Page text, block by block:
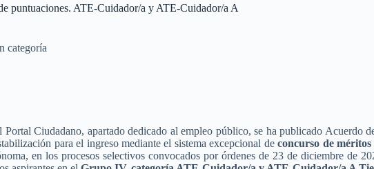
puntuaciones. ATE-Cuidador/a y ATE-Cuidador/a A
categoría
Portal Ciudadano, apartado dedicado al empleo público, se ha publicado Acuerdo
para el ingreso mediante el sistema excepcional deconcurso de méritos
en los procesos selectivos convocados por órdenes de 23 de diciembre de